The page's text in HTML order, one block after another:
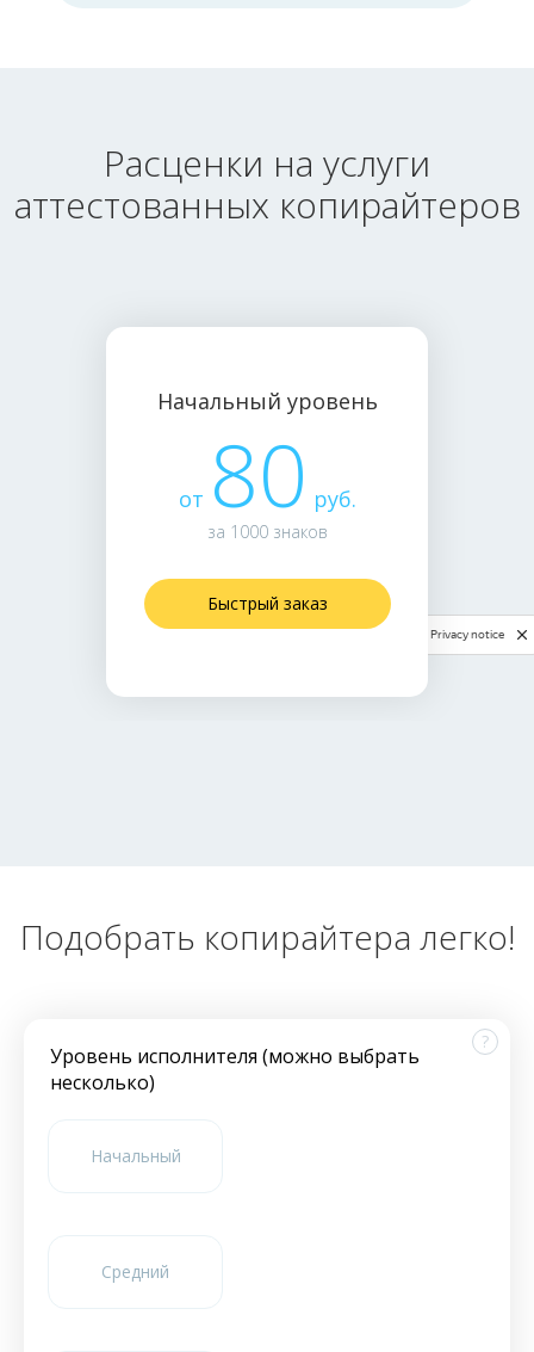
Расценки на услуги
аттестованных копирайтеров
Начальный уровень
от 80 руб.
за 1000 знаков
Быстрый заказ
Подобрать копирайтера легко!
Уровень исполнителя (можно выбрать
несколько)
?
Начальный
Средний
Privacy notice